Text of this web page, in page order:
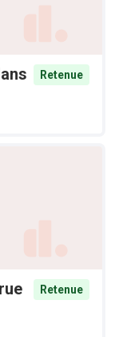
Retenue
Retenue